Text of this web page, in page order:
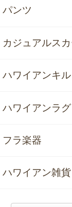
パンツ
カジュアルスカ
ハワイアンキル
ハワイアンラグ
フラ楽器
ハワイアン雑貨